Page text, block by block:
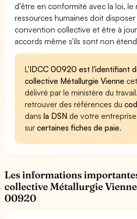
d'être en conformité avec la loi, le
ressources humaines doit
convention collective et être à
accords même s'ils sont non
L'IDCC 00920 est l'identifiant
collective Métallurgie Vienne
délivré par le ministère du
retrouver des références du
dansla DSN de votre
surcertaines fiches de paie.
Les informations
collective Métallurgie Vienne
00920